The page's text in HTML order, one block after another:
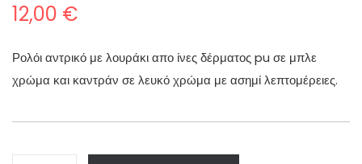
12,00 €
Ρολόι αντρικό με λουράκι απο ίνες δέρματος pu σε μπλε
χρώμα και καντράν σε λευκό χρώμα με ασημί λεπτομέρειες.